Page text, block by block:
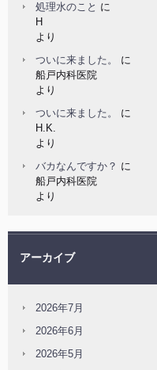
処理水のこと に
H
より
ついに来ました。
に
船戸内科医院
より
ついに来ました。
に
H.K.
より
バカなんですか？ に
船戸内科医院
より
アーカイブ
2026年7月
2026年6月
2026年5月